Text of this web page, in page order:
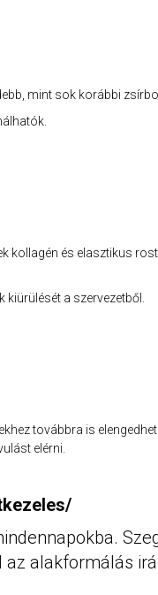
mint sok korábbi
kollagén és elasztikus
a szervezetből.
továbbra is
elérni.
alakformálás